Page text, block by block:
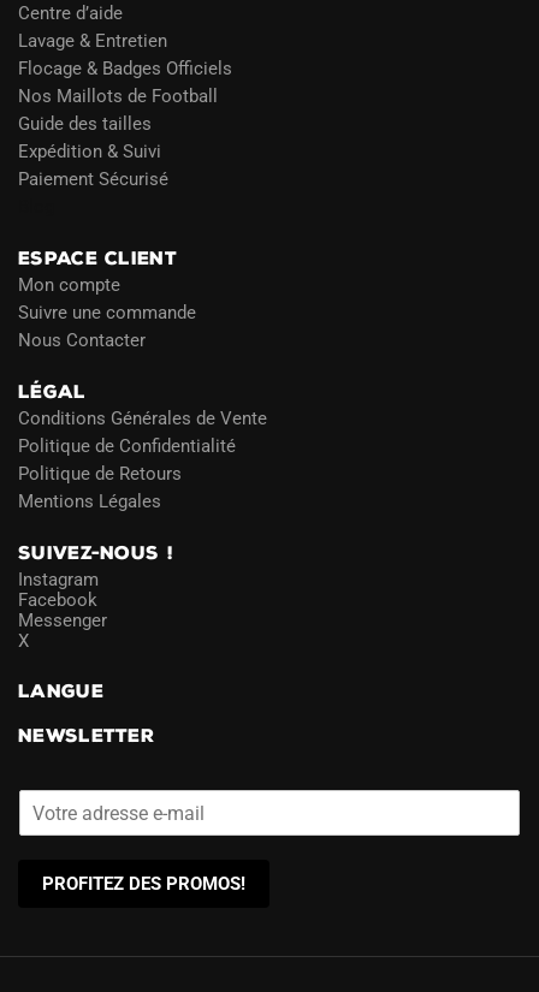
Centre d’aide
Lavage & Entretien
Flocage & Badges Officiels
Nos Maillots de Football
Guide des tailles
Expédition & Suivi
Paiement Sécurisé
ESPACE CLIENT
Mon compte
Suivre une commande
Nous Contacter
LÉGAL
Conditions Générales de Vente
Politique de Confidentialité
Politique de Retours
Mentions Légales
SUIVEZ-NOUS !
Instagram
Facebook
Messenger
X
LANGUE
NEWSLETTER
PROFITEZ DES PROMOS!